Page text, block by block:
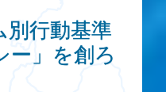
別行動基準
ー」を創ろ